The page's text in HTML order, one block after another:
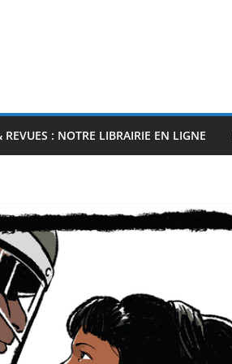
REVUES : NOTRE LIBRAIRIE EN LIGNE